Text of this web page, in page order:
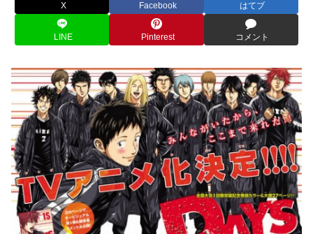
X Facebook はてブ
LINE Pinterest コメント